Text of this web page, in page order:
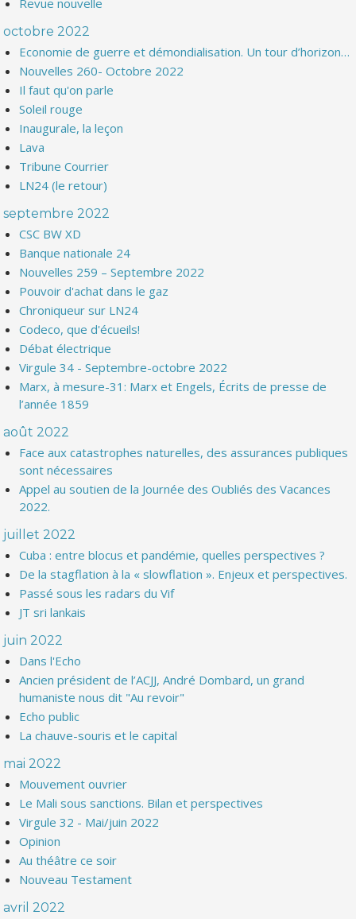
Revue nouvelle
octobre 2022
Economie de guerre et démondialisation. Un tour d’horizon…
Nouvelles 260- Octobre 2022
Il faut qu'on parle
Soleil rouge
Inaugurale, la leçon
Lava
Tribune Courrier
LN24 (le retour)
septembre 2022
CSC BW XD
Banque nationale 24
Nouvelles 259 – Septembre 2022
Pouvoir d'achat dans le gaz
Chroniqueur sur LN24
Codeco, que d'écueils!
Débat électrique
Virgule 34 - Septembre-octobre 2022
Marx, à mesure-31: Marx et Engels, Écrits de presse de
l’année 1859
août 2022
Face aux catastrophes naturelles, des assurances publiques
sont nécessaires
Appel au soutien de la Journée des Oubliés des Vacances
2022.
juillet 2022
Cuba : entre blocus et pandémie, quelles perspectives ?
De la stagflation à la « slowflation ». Enjeux et perspectives.
Passé sous les radars du Vif
JT sri lankais
juin 2022
Dans l'Echo
Ancien président de l’ACJJ, André Dombard, un grand
humaniste nous dit "Au revoir"
Echo public
La chauve-souris et le capital
mai 2022
Mouvement ouvrier
Le Mali sous sanctions. Bilan et perspectives
Virgule 32 - Mai/juin 2022
Opinion
Au théâtre ce soir
Nouveau Testament
avril 2022